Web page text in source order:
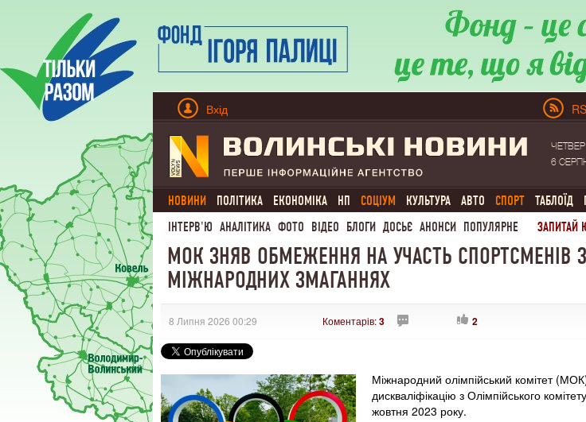
Вхід
ЧЕТВЕР
6
НОВИНИ ПОЛІТИКА ЕКОНОМІКА НП СОЦІУМ КУЛЬТУРА АВТО СПОРТ ТАБЛОЇД
ІНТЕРВ'Ю АНАЛІТИКА ФОТО ВІДЕО БЛОГИ ДОСЬЄ АНОНСИ ПОПУЛЯРНЕ ЗАПИТАЙ
МОК ЗНЯВ ОБМЕЖЕННЯ НА УЧАСТЬ СПОРТСМЕНІВ З
МІЖНАРОДНИХ ЗМАГАННЯХ
8 Липня 2026 00:29 Коментарів:3 2
Міжнародний олімпійський комітет
дискваліфікацію з Олімпійського
жовтня 2023 року.